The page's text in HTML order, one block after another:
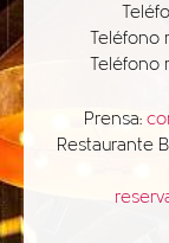
Teléfono
Teléfono
Prensa:
Restaurante